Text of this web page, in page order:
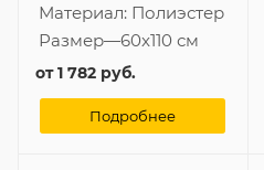
Материал: Полиэстер
Размер—60x110 см
от1 782 руб.
Подробнее